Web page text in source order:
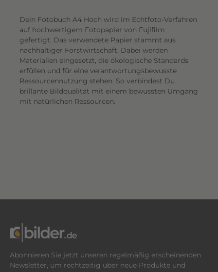
Dein Fotobuch A4 Hoch wird im Echtfoto-Verfahren
auf hochwertigem Fotopapier von Fujifilm
gefertigt. Das verwendete Papier stammt aus
nachhaltiger Forstwirtschaft. Dabei werden
Materialien eingesetzt, die ökologische Standards
erfüllen und für eine verantwortungsbewusste
Ressourcennutzung stehen. So verbindest Du
brillante Bildqualität mit einem bewussten Umgang
mit natürlichen Ressourcen.
Abonnieren Sie jetzt unseren regelmäßig erscheinenden
Newsletter, um rechtzeitig über neue Produkte und